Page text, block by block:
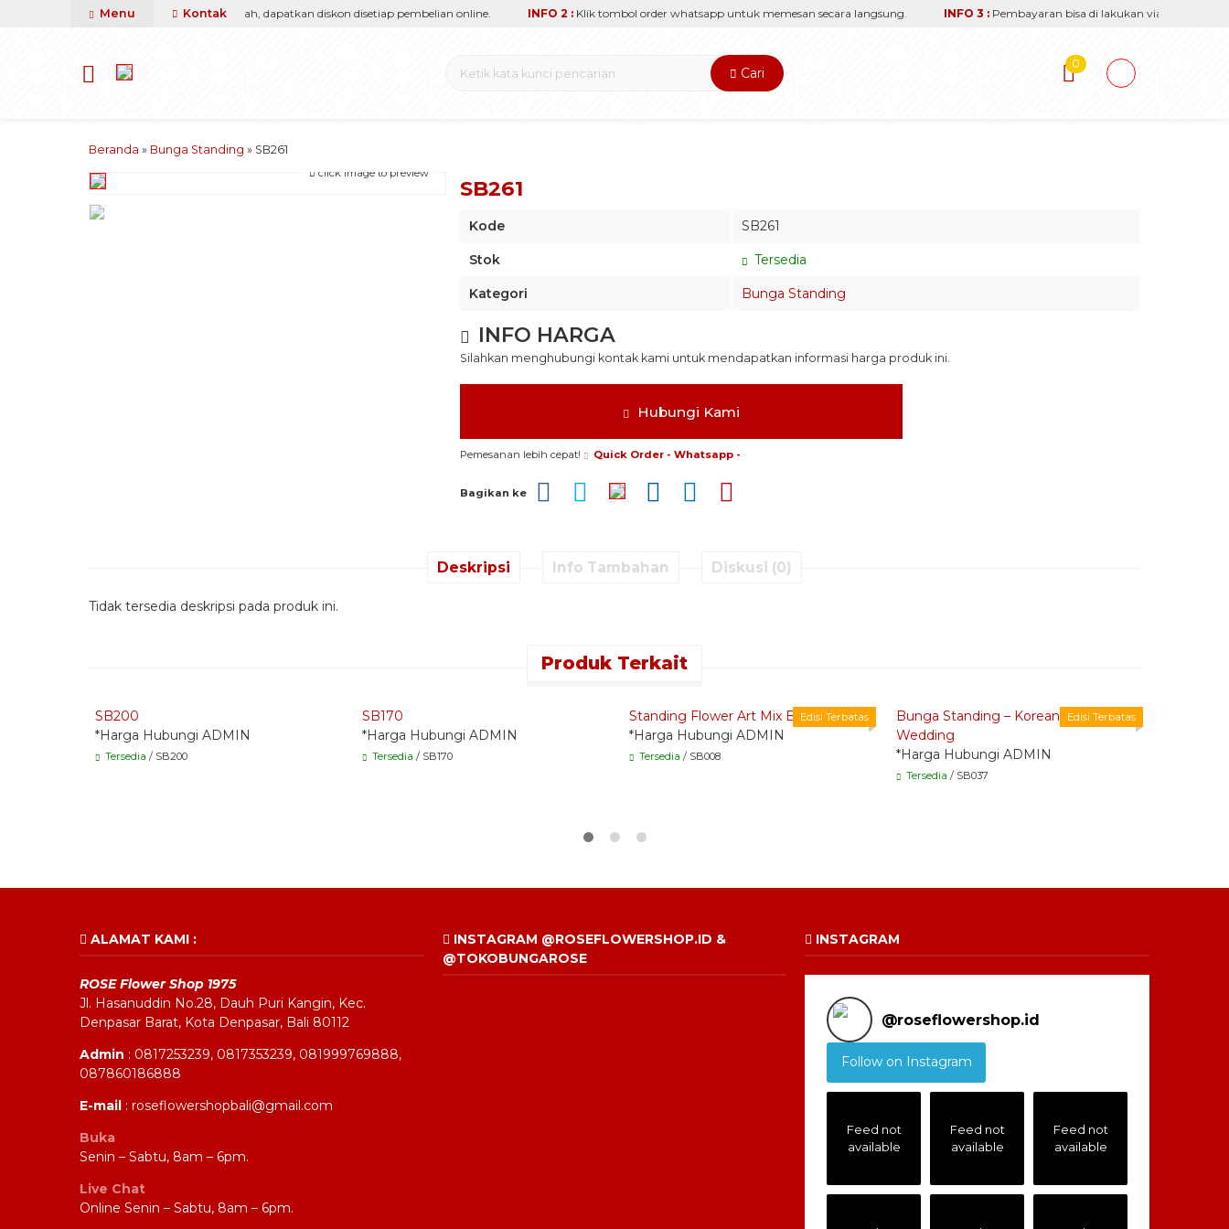
kami pasti berikan yang terbaik & termurah, dapatkan diskon disetiap pembelian online. INFO 2 : Klik tombol order whatsapp untuk memesan secara langsung. INFO 3 : Pembayaran bisa di lakukan via transfer
Menu Kontak
Cari
0
Beranda » Bunga Standing » SB261
click image to preview
SB261
Kode SB261
Stok Tersedia
Kategori Bunga Standing
INFO HARGA
Silahkan menghubungi kontak kami untuk mendapatkan informasi harga produk ini.
Hubungi Kami
Pemesanan lebih cepat! Quick Order - Whatsapp -
Bagikan ke
Deskripsi Info Tambahan Diskusi (0)
Tidak tersedia deskripsi pada produk ini.
Produk Terkait
SB200
*Harga Hubungi ADMIN
Tersedia / SB200
SB170
*Harga Hubungi ADMIN
Tersedia / SB170
Edisi Terbatas
Standing Flower Art Mix Besi
*Harga Hubungi ADMIN
Tersedia / SB008
Edisi Terbatas
Bunga Standing – Korean Style
Wedding
*Harga Hubungi ADMIN
Tersedia / SB037
ALAMAT KAMI :
ROSE Flower Shop 1975
Jl. Hasanuddin No.28, Dauh Puri Kangin, Kec.
Denpasar Barat, Kota Denpasar, Bali 80112
Admin : 0817253239, 0817353239, 081999769888,
087860186888
E-mail : roseflowershopbali@gmail.com
Buka
Senin – Sabtu, 8am – 6pm.
Live Chat
Online Senin – Sabtu, 8am – 6pm.
INSTAGRAM @ROSEFLOWERSHOP.ID &
@TOKOBUNGAROSE
INSTAGRAM
@roseflowershop.id
Follow on Instagram
Feed not
available
Feed not
available
Feed not
available